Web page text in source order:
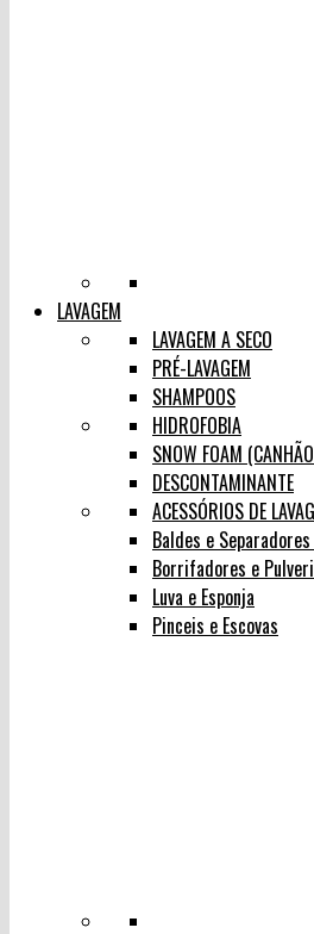
LAVAGEM
LAVAGEM A SECO
PRÉ-LAVAGEM
SHAMPOOS
HIDROFOBIA
SNOW FOAM
DESCONTAMINANTE
ACESSÓRIOS DE
Baldes e
Borrifadores e
Luva e Esponja
Pinceis e Escovas